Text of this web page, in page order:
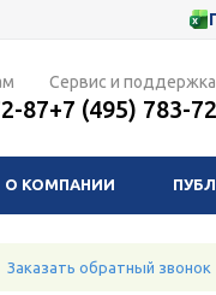
87
Сервис и поддержка
+7 (495) 783-
О КОМПАНИИ
Заказать обратный звонок